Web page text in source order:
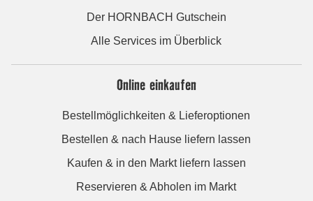
Der HORNBACH Gutschein
Alle Services im Überblick
Online einkaufen
Bestellmöglichkeiten & Lieferoptionen
Bestellen & nach Hause liefern lassen
Kaufen & in den Markt liefern lassen
Reservieren & Abholen im Markt